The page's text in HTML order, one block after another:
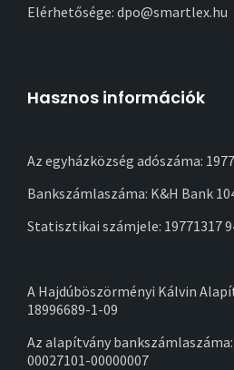
Elérhetősége: dpo@smartlex.hu
Hasznos információk
Az egyházközség adószáma:
Bankszámlaszáma: K&H Bank
Statisztikai számjele: 19771317
A Hajdúböszörményi Kálvin
18996689-1-09
Az alapítvány
00027101-00000007